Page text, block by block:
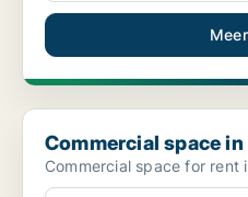
Commercial space in
Commercial space
Commercial space for rent